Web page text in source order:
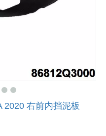
2020 右前内挡泥板